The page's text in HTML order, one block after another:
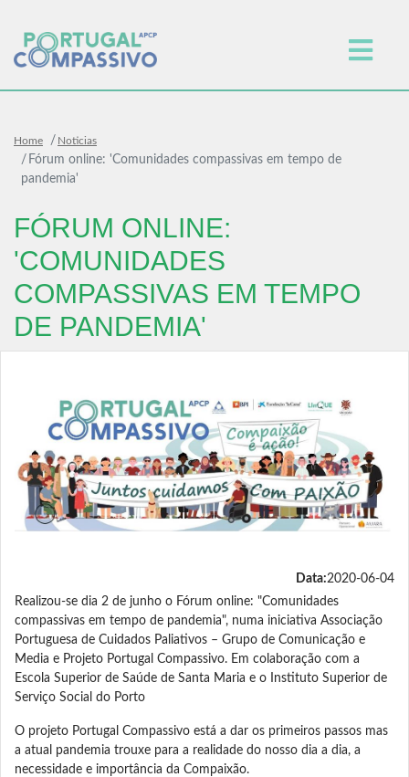
Home Noticias
Fórum online: 'Comunidades compassivas em tempo de
pandemia'
FÓRUM ONLINE:
'COMUNIDADES
COMPASSIVAS EM TEMPO
DE PANDEMIA'
Data:2020-06-04
Realizou-se dia 2 de junho o Fórum online: "Comunidades
compassivas em tempo de pandemia", numa iniciativa Associação
Portuguesa de Cuidados Paliativos – Grupo de Comunicação e
Media e Projeto Portugal Compassivo. Em colaboração com a
Escola Superior de Saúde de Santa Maria e o Instituto Superior de
Serviço Social do Porto
O projeto Portugal Compassivo está a dar os primeiros passos mas
a atual pandemia trouxe para a realidade do nosso dia a dia, a
necessidade e importância da Compaixão.